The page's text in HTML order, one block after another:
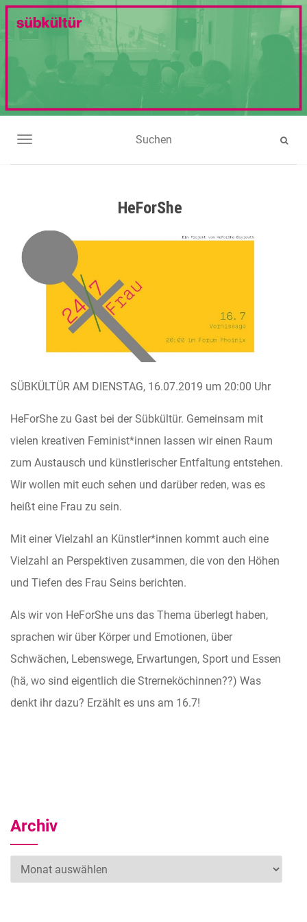
NAVIGATION UMSCHALTEN
HeForShe
SÜBKÜLTÜR AM DIENSTAG, 16.07.2019 um 20:00 Uhr
HeForShe zu Gast bei der Sübkültür. Gemeinsam mit
vielen kreativen Feminist*innen lassen wir einen Raum
zum Austausch und künstlerischer Entfaltung entstehen.
Wir wollen mit euch sehen und darüber reden, was es
heißt eine Frau zu sein.
Mit einer Vielzahl an Künstler*innen kommt auch eine
Vielzahl an Perspektiven zusammen, die von den Höhen
und Tiefen des Frau Seins berichten.
Als wir von HeForShe uns das Thema überlegt haben,
sprachen wir über Körper und Emotionen, über
Schwächen, Lebenswege, Erwartungen, Sport und Essen
(hä, wo sind eigentlich die Strerneköchinnen??) Was
denkt ihr dazu? Erzählt es uns am 16.7!
Archiv
Archiv